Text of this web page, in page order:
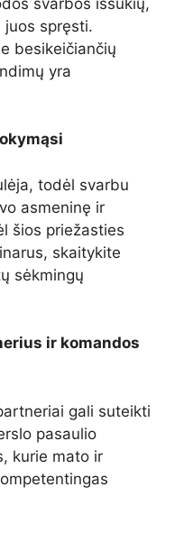
spręsti.
besikeičiančių
yra
todėl svarbu
asmeninę ir
šios priežasties
skaitykite
sėkmingų
ir komandos
gali suteikti
pasaulio
kurie mato ir